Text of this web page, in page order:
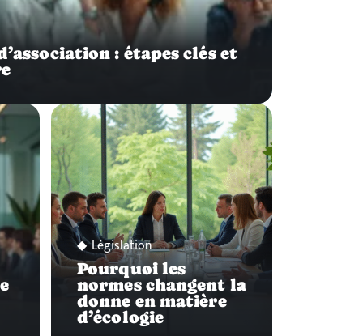
: étapes clés et
Législation
Pourquoi les
normes changent la
donne en matière
d’écologie